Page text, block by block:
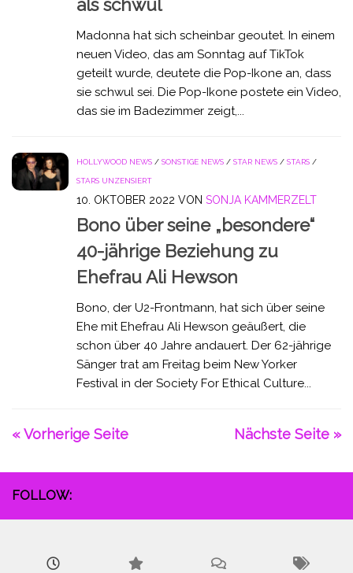
als schwul
Madonna hat sich scheinbar geoutet. In einem
neuen Video, das am Sonntag auf TikTok
geteilt wurde, deutete die Pop-Ikone an, dass
sie schwul sei. Die Pop-Ikone postete ein Video,
das sie im Badezimmer zeigt,...
HOLLYWOOD NEWS / SONSTIGE NEWS / STAR NEWS / STARS /
STARS UNZENSIERT
10. OKTOBER 2022 VON SONJA KAMMERZELT
Bono über seine „besondere“
40-jährige Beziehung zu
Ehefrau Ali Hewson
Bono, der U2-Frontmann, hat sich über seine
Ehe mit Ehefrau Ali Hewson geäußert, die
schon über 40 Jahre andauert. Der 62-jährige
Sänger trat am Freitag beim New Yorker
Festival in der Society For Ethical Culture...
« Vorherige Seite Nächste Seite »
FOLLOW: